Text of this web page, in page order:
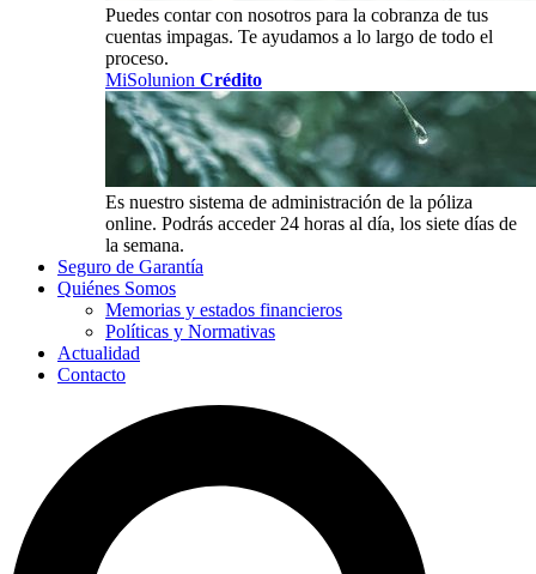
Puedes contar con nosotros para la cobranza de tus
cuentas impagas. Te ayudamos a lo largo de todo el
proceso.
MiSolunion Crédito
Es nuestro sistema de administración de la póliza
online. Podrás acceder 24 horas al día, los siete días de
la semana.
Seguro de Garantía
Quiénes Somos
Memorias y estados financieros
Políticas y Normativas
Actualidad
Contacto